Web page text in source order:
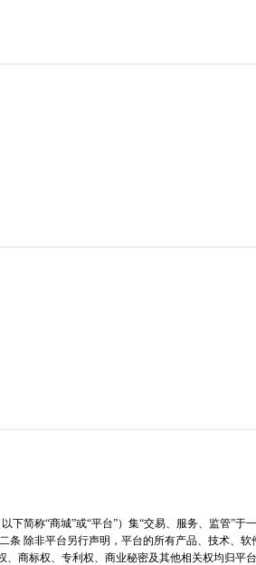
下简称“商城”或“平台”）集“交易、服务、监管”
条 除非平台另行声明，平台的所有产品、技术、
、商标权、专利权、商业秘密及其他相关权均归平